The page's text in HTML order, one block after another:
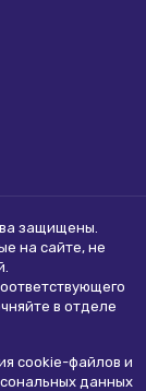
защищены.
на сайте, не
.
в отделе
сookie-файлов и
данных